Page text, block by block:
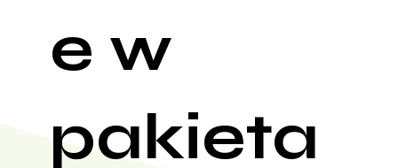
e w
pakieta